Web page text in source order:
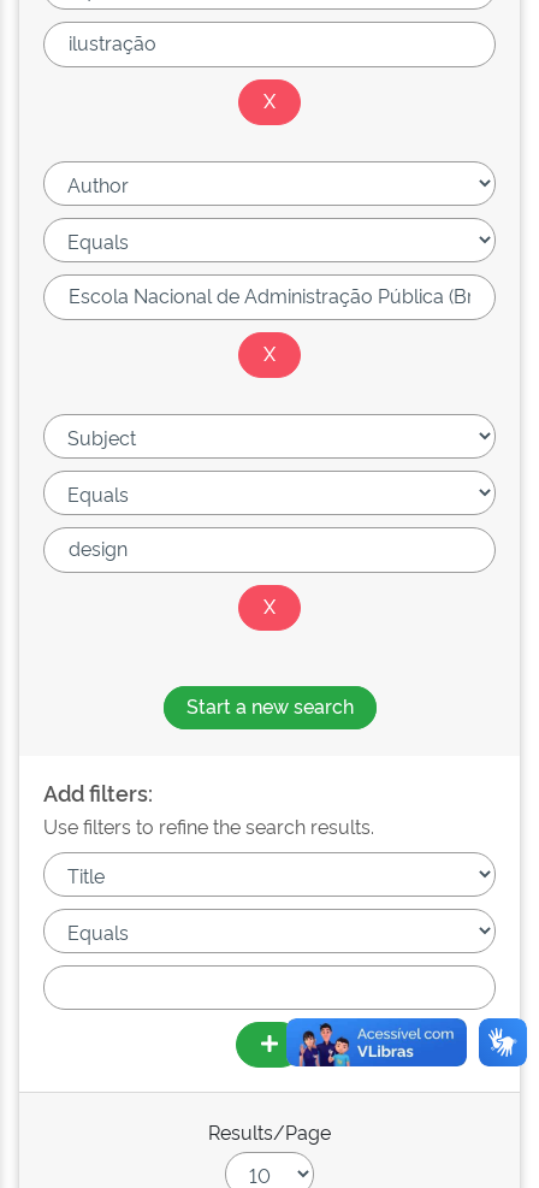
Start a new search
Add filters:
Use filters to refine the search results.
Results/Page